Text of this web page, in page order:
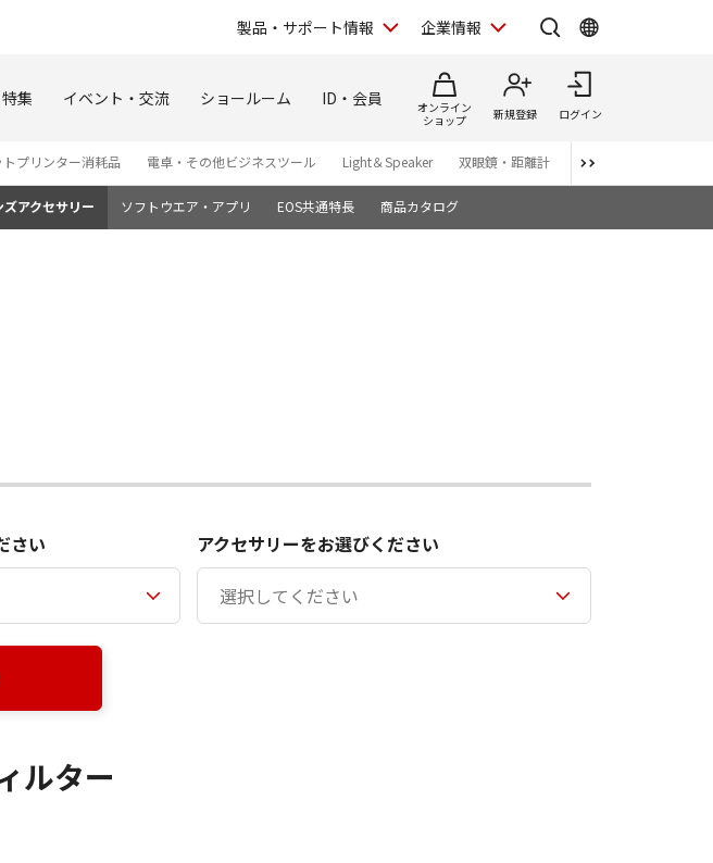
製品・サポート情報 企業情報
特集 イベント・交流 ショールーム ID・会員
オンライン
ショップ
新規登録 ログイン
プリンター消耗品 電卓・その他ビジネスツール Light＆Speaker 双眼鏡・距離計 写真集
ズアクセサリー ソフトウエア・アプリ EOS共通特長 商品カタログ
さい アクセサリーをお選びください
ルター